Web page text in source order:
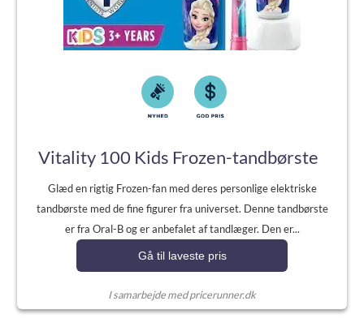
Vitality 100 Kids Frozen-tandbørste
Glæd en rigtig Frozen-fan med deres personlige elektriske
tandbørste med de fine figurer fra universet. Denne tandbørste
er fra Oral-B og er anbefalet af tandlæger. Den er...
Gå til laveste pris
I samarbejde med pricerunner.dk